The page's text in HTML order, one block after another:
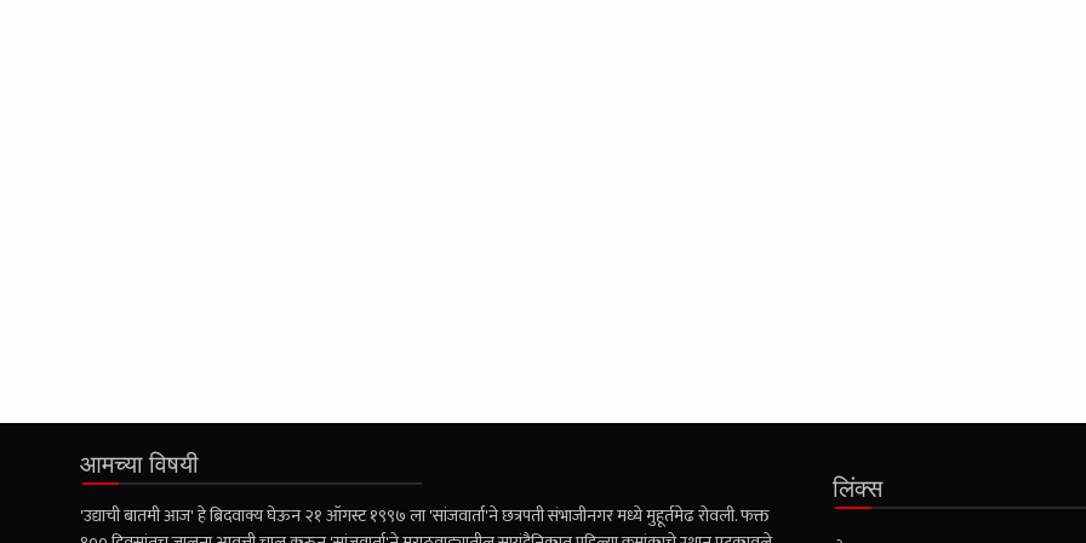
आमच्या विषयी
'उद्याची बातमी आज' हे ब्रिदवाक्य घेऊन २१ ऑगस्ट १९९७ ला 'सांजवार्ता'ने छत्रपती संभाजीनगर मध्ये मुहूर्तमेढ रोवली. फक्त
लिंक्स